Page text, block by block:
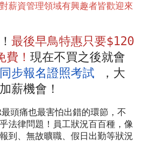
薪資管理領域有興趣者皆歡迎來
最後早鳥特惠只要$120
！ 現在不買之後就會
步報名證照考試 ，大
薪機會！
頭痛也最害怕出錯的環節，不
法律問題！員工狀況百百種，像
到、無故曠職、假日出勤等狀況